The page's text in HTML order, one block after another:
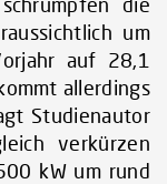
um
auf 28,1
allerdings
Studienautor
verkürzen
kW um rund